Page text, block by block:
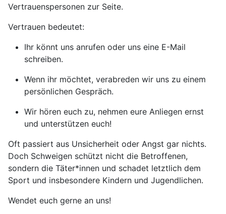
Vertrauenspersonen zur Seite.
Vertrauen bedeutet:
Ihr könnt uns anrufen oder uns eine E-Mail
schreiben.
Wenn ihr möchtet, verabreden wir uns zu einem
persönlichen Gespräch.
Wir hören euch zu, nehmen eure Anliegen ernst
und unterstützen euch!
Oft passiert aus Unsicherheit oder Angst gar nichts.
Doch Schweigen schützt nicht die Betroffenen,
sondern die Täter*innen und schadet letztlich dem
Sport und insbesondere Kindern und Jugendlichen.
Wendet euch gerne an uns!